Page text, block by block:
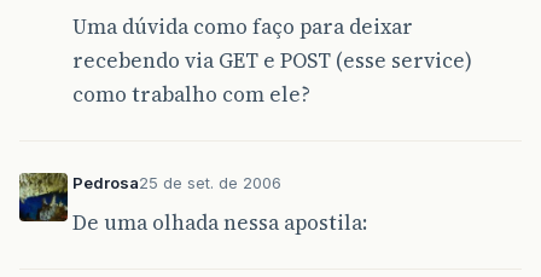
Uma dúvida como faço para deixar
recebendo via GET e POST (esse service)
como trabalho com ele?
Pedrosa25 de set. de 2006
De uma olhada nessa apostila: